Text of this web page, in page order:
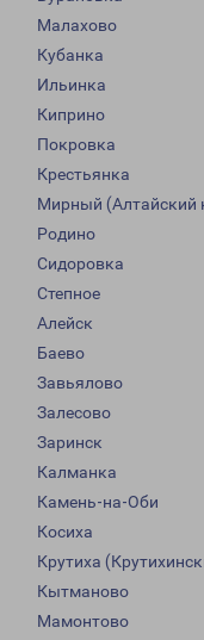
Малахово
Кубанка
Ильинка
Киприно
Покровка
Крестьянка
Мирный (Алтайский
Родино
Сидоровка
Степное
Алейск
Баево
Завьялово
Залесово
Заринск
Калманка
Камень-на-Оби
Косиха
Крутиха
Кытманово
Мамонтово